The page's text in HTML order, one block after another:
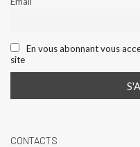
En vous abonnant vous
site
CONTACTS